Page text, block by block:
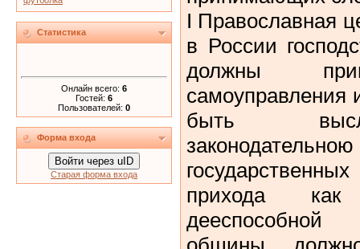
Статистика
Онлайн всего: 6
Гостей: 6
Пользователей: 0
Форма входа
Войти через uID
Старая форма входа
I Православная
в России
должны
самоуправления
быть
прихода как
дееспособной